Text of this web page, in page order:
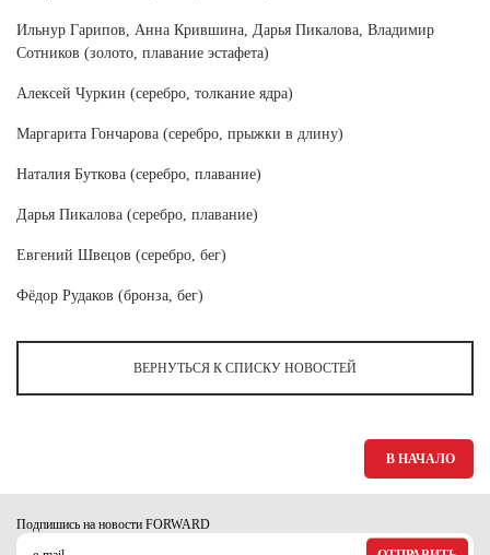
Хакасия (1)
Ярославская область (1)
Ильнур Гарипов, Анна Крившина, Дарья Пикалова, Владимир
Сотников (золото, плавание эстафета)
Алексей Чуркин (серебро, толкание ядра)
Маргарита Гончарова (серебро, прыжки в длину)
Наталия Буткова (серебро, плавание)
Дарья Пикалова (серебро, плавание)
Евгений Швецов (серебро, бег)
Фёдор Рудаков (бронза, бег)
ВЕРНУТЬСЯ К СПИСКУ НОВОСТЕЙ
В НАЧАЛО
Подпишись на новости FORWARD